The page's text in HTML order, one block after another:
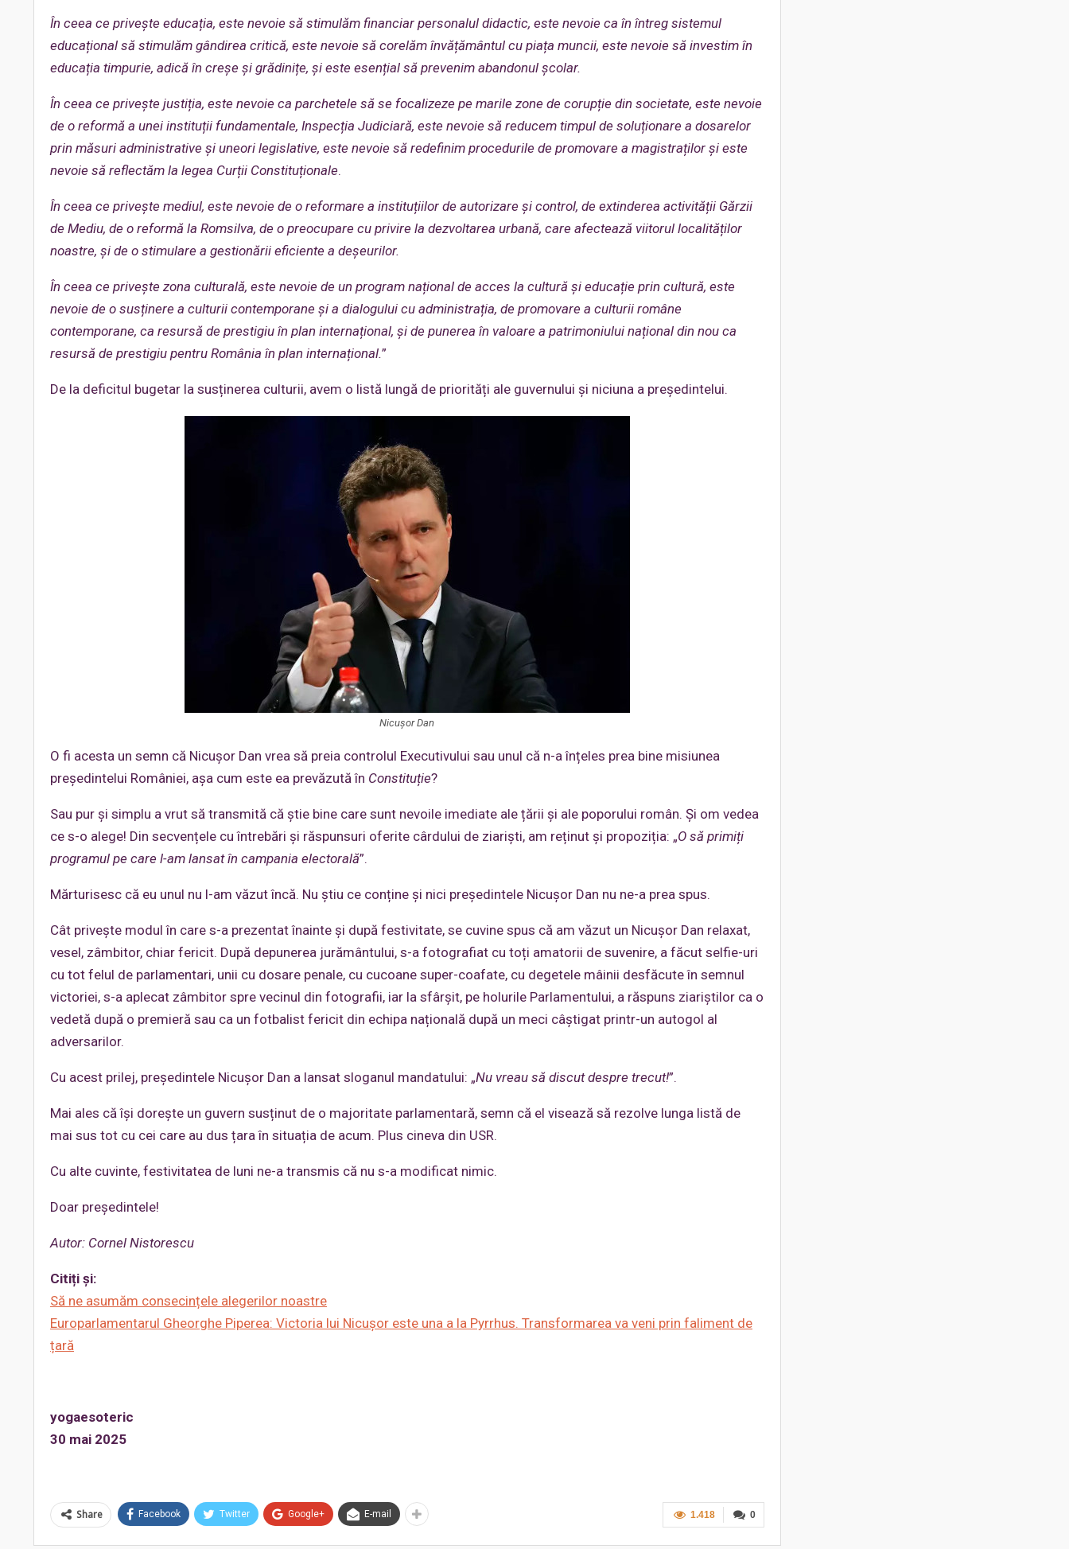
În ceea ce privește educația, este nevoie să stimulăm financiar personalul didactic, este nevoie ca în întreg sistemul
educațional să stimulăm gândirea critică, este nevoie să corelăm învățământul cu piața muncii, este nevoie să investim în
educația timpurie, adică în creșe și grădinițe, și este esențial să prevenim abandonul școlar.
În ceea ce privește justiția, este nevoie ca parchetele să se focalizeze pe marile zone de corupție din societate, este nevoie
de o reformă a unei instituții fundamentale, Inspecția Judiciară, este nevoie să reducem timpul de soluționare a dosarelor
prin măsuri administrative și uneori legislative, este nevoie să redefinim procedurile de promovare a magistraților și este
nevoie să reflectăm la legea Curții Constituționale.
În ceea ce privește mediul, este nevoie de o reformare a instituțiilor de autorizare și control, de extinderea activității Gărzii
de Mediu, de o reformă la Romsilva, de o preocupare cu privire la dezvoltarea urbană, care afectează viitorul localităților
noastre, și de o stimulare a gestionării eficiente a deșeurilor.
În ceea ce privește zona culturală, este nevoie de un program național de acces la cultură și educație prin cultură, este
nevoie de o susținere a culturii contemporane și a dialogului cu administrația, de promovare a culturii române
contemporane, ca resursă de prestigiu în plan internațional, și de punerea în valoare a patrimoniului național din nou ca
resursă de prestigiu pentru România în plan internațional.”
De la deficitul bugetar la susținerea culturii, avem o listă lungă de priorități ale guvernului și niciuna a președintelui.
Nicușor Dan
O fi acesta un semn că Nicușor Dan vrea să preia controlul Executivului sau unul că n-a înțeles prea bine misiunea
președintelui României, așa cum este ea prevăzută în Constituție?
Sau pur și simplu a vrut să transmită că știe bine care sunt nevoile imediate ale țării și ale poporului român. Și om vedea
ce s-o alege! Din secvențele cu întrebări și răspunsuri oferite cârdului de ziariști, am reținut și propoziția: „O să primiți
programul pe care l-am lansat în campania electorală”.
Mărturisesc că eu unul nu l-am văzut încă. Nu știu ce conține și nici președintele Nicușor Dan nu ne-a prea spus.
Cât privește modul în care s-a prezentat înainte și după festivitate, se cuvine spus că am văzut un Nicușor Dan relaxat,
vesel, zâmbitor, chiar fericit. După depunerea jurământului, s-a fotografiat cu toți amatorii de suvenire, a făcut selfie-uri
cu tot felul de parlamentari, unii cu dosare penale, cu cucoane super-coafate, cu degetele mâinii desfăcute în semnul
victoriei, s-a aplecat zâmbitor spre vecinul din fotografii, iar la sfârșit, pe holurile Parlamentului, a răspuns ziariștilor ca o
vedetă după o premieră sau ca un fotbalist fericit din echipa națională după un meci câștigat printr-un autogol al
adversarilor.
Cu acest prilej, președintele Nicușor Dan a lansat sloganul mandatului: „Nu vreau să discut despre trecut!”.
Mai ales că își dorește un guvern susținut de o majoritate parlamentară, semn că el visează să rezolve lunga listă de
mai sus tot cu cei care au dus țara în situația de acum. Plus cineva din USR.
Cu alte cuvinte, festivitatea de luni ne-a transmis că nu s-a modificat nimic.
Doar președintele!
Autor: Cornel Nistorescu
Citiți și:
Să ne asumăm consecințele alegerilor noastre
Europarlamentarul Gheorghe Piperea: Victoria lui Nicușor este una a la Pyrrhus. Transformarea va veni prin faliment de
țară
yogaesoteric
30 mai 2025
0
1.418
Share Facebook Twitter Google+ E-mail